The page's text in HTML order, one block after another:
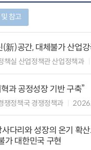
참고
新)공간, 대체불가 산업강
책실 산업정책관 산업정책과
과 공정성장 기반 구축”
쟁정책국 경쟁정책과
다리와 성장의 온기 확
가 대한민국 구현